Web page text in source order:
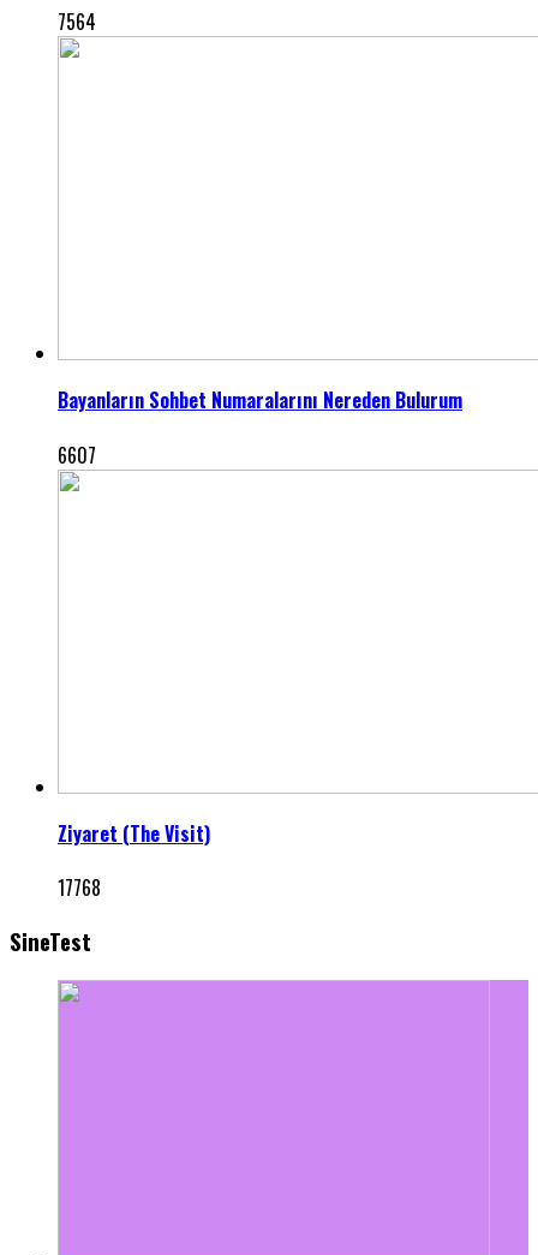
7564
Bayanların Sohbet Numaralarını Nereden Bulurum
6607
Ziyaret (The Visit)
17768
SineTest